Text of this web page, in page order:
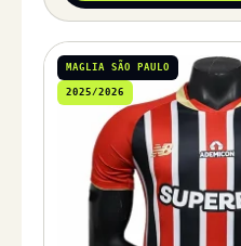
MAGLIA SÃO PAULO
2025/2026